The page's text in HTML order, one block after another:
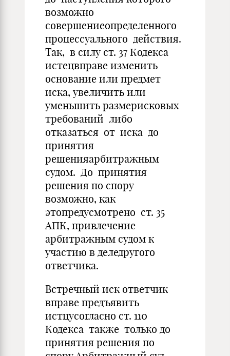
возможно
совершениеопределенного
процессуального действия.
Так, в силу ст. 37 Кодекса
истецвправе изменить
основание или предмет
иска, увеличить или
уменьшить размерисковых
требований либо
отказаться от иска до
принятия
решенияарбитражным
судом. До принятия
решения по спору
возможно, как
этопредусмотрено ст. 35
АПК, привлечение
арбитражным судом к
участию в деледругого
ответчика.
Встречный иск ответчик
вправе предъявить
истцусогласно ст. 110
Кодекса также только до
принятия решения по